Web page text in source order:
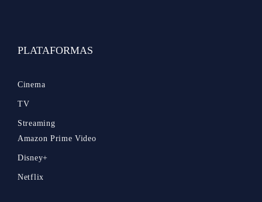
PLATAFORMAS
Cinema
TV
Streaming
Amazon Prime Video
Disney+
Netflix